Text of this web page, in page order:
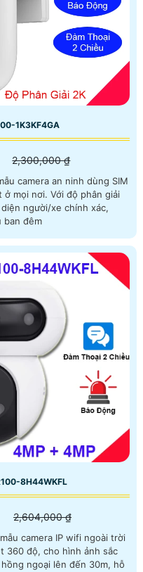
1K3KF4GA
2,300,000 ₫
camera an ninh dùng SIM
độ phân giải
người/xe chính xác,
ban đêm
8H44WKFL
2,604,000 ₫
camera IP wifi ngoài trời
360 độ, cho hình ảnh sắc
ngoại lên đến 30m, hỗ